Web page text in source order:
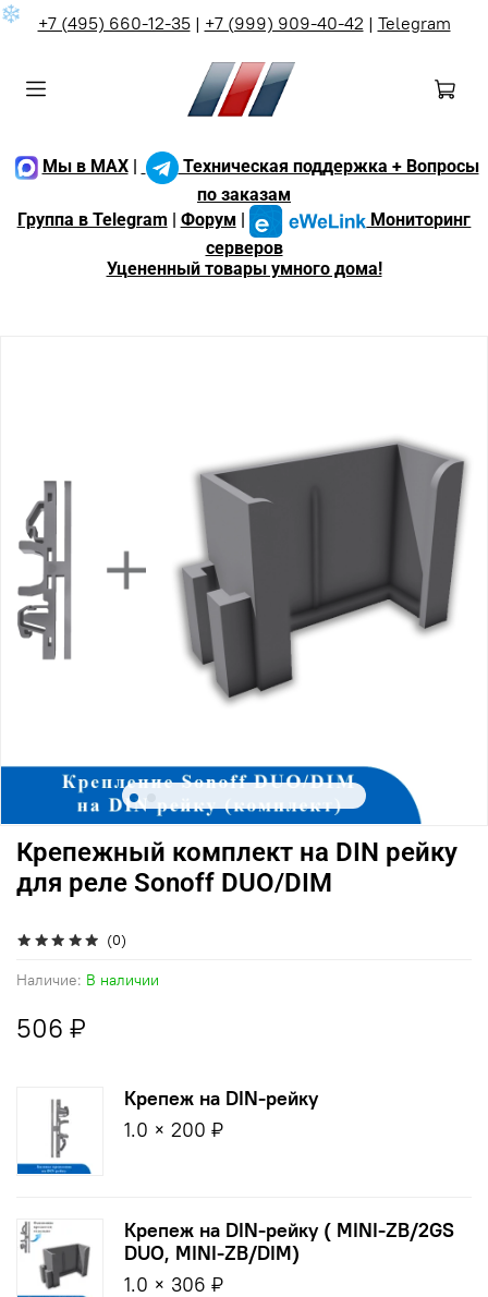
❄ +7 (495) 660-12-35| +7 (999) 909-40-42 | Telegram
Мы в MAX|
Техническая поддержка + Вопросы
по заказам
Группа в Telegram
Форум
Мониторинг
серверов
Уцененный товары умного дома!
(0)
Наличие: В наличии
Крепежный комплект на DIN рейку
для реле Sonoff DUO/DIM
506 ₽
Крепеж на DIN-рейку
1.0 × 200 ₽
Крепеж на DIN-рейку ( MINI-ZB/2GS
DUO, MINI-ZB/DIM)
1.0 × 306 ₽